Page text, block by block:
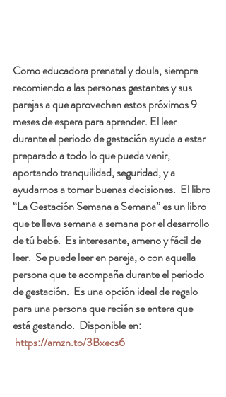
Como educadora prenatal y doula, siempre
recomiendo a las personas gestantes y sus
parejas a que aprovechen estos próximos 9
meses de espera para aprender. El leer
durante el periodo de gestación ayuda a estar
preparado a todo lo que pueda venir,
aportando tranquilidad, seguridad, y a
ayudarnos a tomar buenas decisiones.  El libro
“La Gestación Semana a Semana” es un libro
que te lleva semana a semana por el desarrollo
de tú bebé.  Es interesante, ameno y fácil de
leer.  Se puede leer en pareja, o con aquella
persona que te acompaña durante el periodo
de gestación.  Es una opción ideal de regalo
para una persona que recién se entera que
está gestando.  Disponible en:
https://amzn.to/3Bxecs6